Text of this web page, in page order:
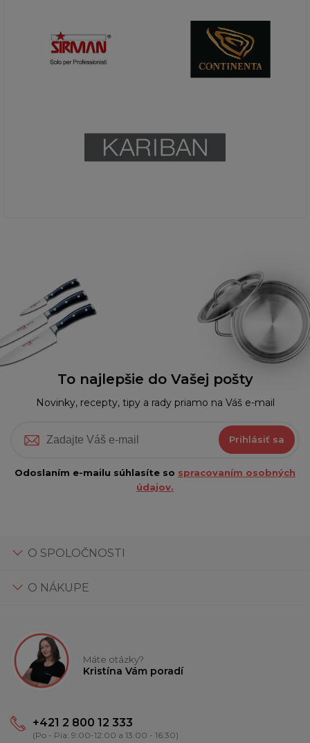
To najlepšie do Vašej pošty
Novinky, recepty, tipy a rady priamo na Váš e-mail
Prihlásiť sa
Odoslaním e-mailu súhlasíte so spracovaním osobných
údajov.
O SPOLOČNOSTI
O NÁKUPE
Máte otázky?
Kristína Vám poradí
+421 2 800 12 333
(Po - Pia: 9:00-12:00 a 13:00 - 16:30)